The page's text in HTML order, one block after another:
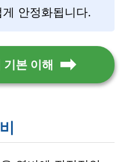
안정화됩니다.
본 이해